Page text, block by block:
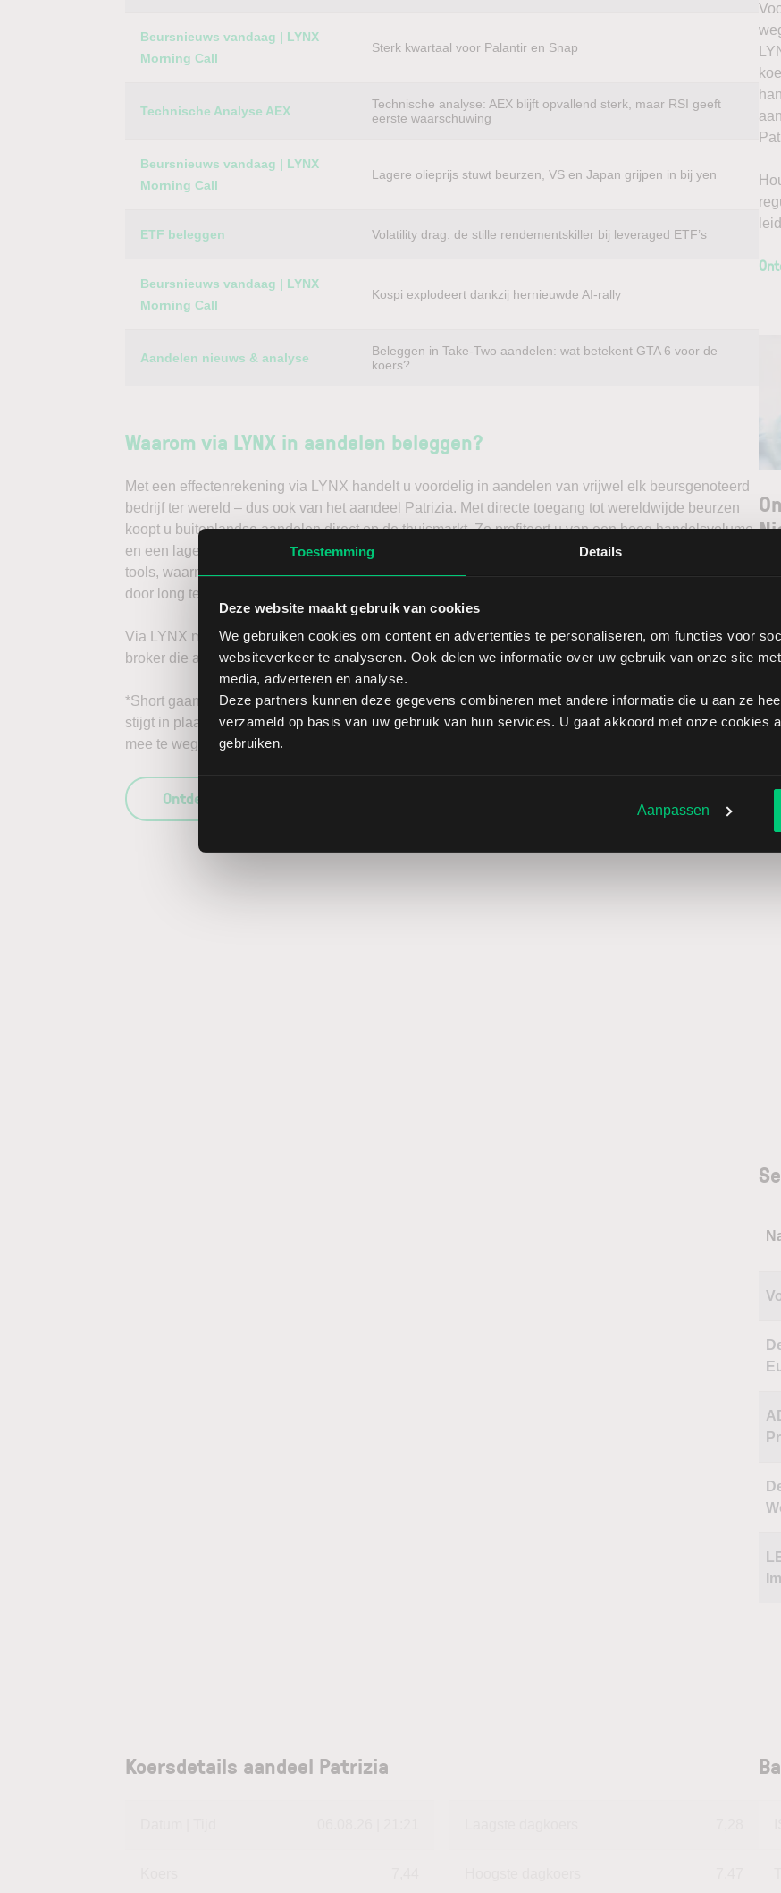
Toestemming Details
Deze website maakt gebruik van cookies
We gebruiken cookies om content en advertenties te personaliseren, om functies voor
websiteverkeer te analyseren. Ook delen we informatie over uw gebruik van onze site
media, adverteren en analyse.
Deze partners kunnen deze gegevens combineren met andere informatie die u aan ze
verzameld op basis van uw gebruik van hun services. U gaat akkoord met onze cookies
gebruiken.
Aanpassen
Beursnieuws vandaag | LYNX
Morning Call
Sterk kwartaal voor Palantir en Snap
Technische Analyse AEX
Technische analyse: AEX blijft opvallend sterk, maar RSI geeft
eerste waarschuwing
Beursnieuws vandaag | LYNX
Morning Call
Lagere olieprijs stuwt beurzen, VS en Japan grijpen in bij yen
ETF beleggen Volatility drag: de stille rendementskiller bij leveraged ETF’s
Beursnieuws vandaag | LYNX
Morning Call
Kospi explodeert dankzij hernieuwde AI-rally
Aandelen nieuws & analyse
Beleggen in Take-Two aandelen: wat betekent GTA 6 voor de
koers?
Waarom via LYNX in aandelen beleggen?
Met een effectenrekening via LYNX handelt u voordelig in aandelen van vrijwel elk beursgenoteerd
bedrijf ter wereld – dus ook van het aandeel Patrizia. Met directe toegang tot wereldwijde beurzen
koopt u buitenlandse aandelen direct op de thuismarkt. Zo profiteert u van een hoog handelsvolume
en een lage spread. Handelen doet u daarnaast via een stabiel platform met innovatieve trading
tools, waarmee u direct gedegen analyses kunt maken. Belegt u met het oog op een stijgende koers
door long te gaan, of verwacht u een dalende koers en gaat u short*?
Via LYNX maakt u de volgende stap in beleggen. Ontdek alle voordelen van beleggen via een
broker die aandelenbeleggers serieus neemt.
*Short gaan in bijvoorbeeld het aandeel Patrizia brengt extra risico’s met zich mee: als de koers
stijgt in plaats van daalt, kunnen de verliezen onbeperkt oplopen. Het is belangrijk om deze risico’s
mee te wegen in uw beleggingsbeslissing en enkel te beleggen met kapitaal dat u kunt missen.
Ontdek wat LYNX uniek maakt als broker
Koersdetails aandeel Patrizia